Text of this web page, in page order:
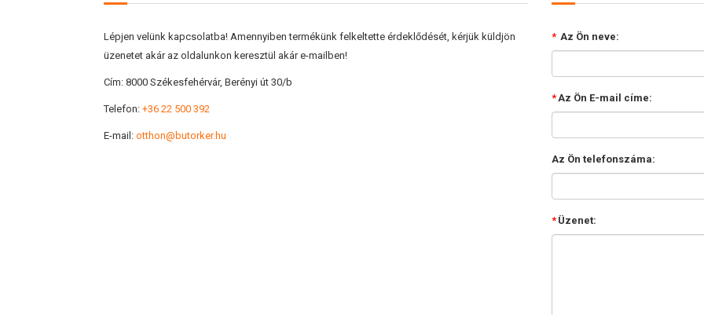
Lépjen velünk kapcsolatba! Amennyiben termékünk felkeltette érdeklődését, kérjük küldjön
üzenetet akár az oldalunkon keresztül akár e-mailben!
Cím: 8000 Székesfehérvár, Berényi út 30/b
Telefon: +36 22 500 392
E-mail: otthon@butorker.hu
* Az Ön neve:
*Az Ön E-mail címe:
Az Ön telefonszáma:
* Üzenet: